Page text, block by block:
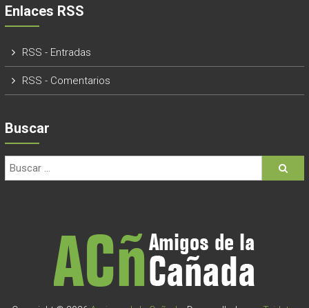
Enlaces RSS
RSS - Entradas
RSS - Comentarios
Buscar